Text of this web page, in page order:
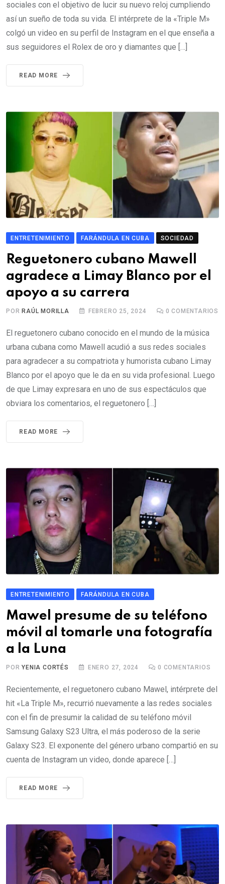
sociales con el objetivo de lucir su nuevo reloj cumpliendo
así un sueño de toda su vida. El intérprete de la «Triple M»
colgó un video en su perfil de Instagram en el que enseña a
sus seguidores el Rolex de oro y diamantes que […]
READ MORE
ENTRETENIMIENTO FARÁNDULA EN CUBA SOCIEDAD
Reguetonero cubano Mawell
agradece a Limay Blanco por el
apoyo a su carrera
POR RAÚL MORILLA FEBRERO 25, 2024 0 COMENTARIOS
El reguetonero cubano conocido en el mundo de la música
urbana cubana como Mawell acudió a sus redes sociales
para agradecer a su compatriota y humorista cubano Limay
Blanco por el apoyo que le da en su vida profesional. Luego
de que Limay expresara en uno de sus espectáculos que
obviara los comentarios, el reguetonero […]
READ MORE
ENTRETENIMIENTO FARÁNDULA EN CUBA
Mawel presume de su teléfono
móvil al tomarle una fotografía
a la Luna
PORYENIA CORTÉS ENERO 27, 2024 0 COMENTARIOS
Recientemente, el reguetonero cubano Mawel, intérprete del
hit «La Triple M», recurrió nuevamente a las redes sociales
con el fin de presumir la calidad de su teléfono móvil
Samsung Galaxy S23 Ultra, el más poderoso de la serie
Galaxy S23. El exponente del género urbano compartió en su
cuenta de Instagram un video, donde aparece […]
READ MORE